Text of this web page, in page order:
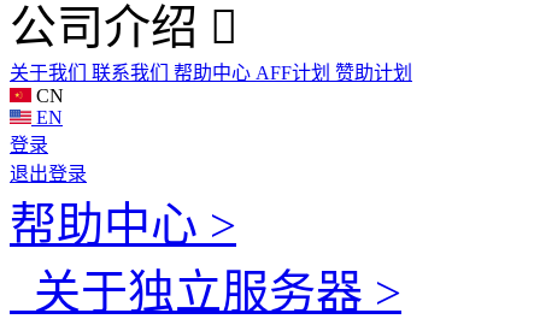
公司介绍
关于我们 联系我们 帮助中心 AFF计划 赞助计划
CN
EN
登录
退出登录
帮助中心 >
关于独立服务器 >